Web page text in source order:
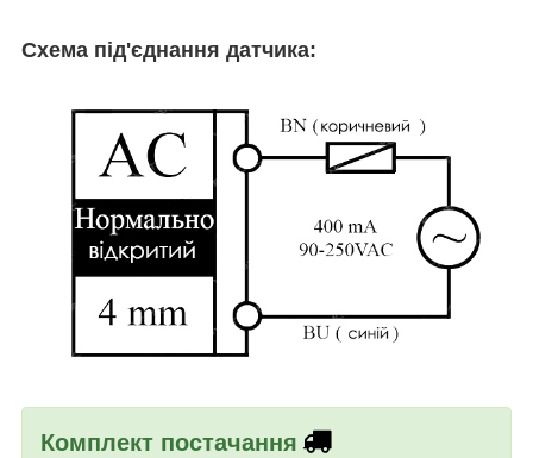
Схема під'єднання датчика:
Комплект постачання